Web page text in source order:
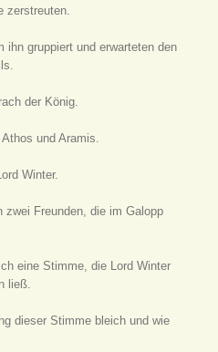
zerstreuten.
ihn gruppiert und erwarteten den
der König.
und Aramis.
Winter.
Freunden, die im Galopp
eine Stimme, die Lord Winter
ließ.
dieser Stimme bleich und wie